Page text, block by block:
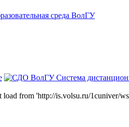
среда ВолГУ
Система
from 'http://is.volsu.ru/1cuniver/